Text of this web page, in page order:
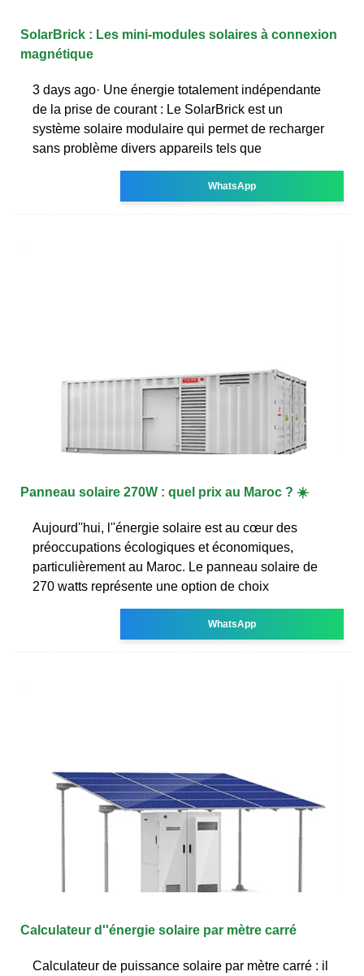
SolarBrick : Les mini-modules solaires à connexion
magnétique
3 days ago· Une énergie totalement indépendante
de la prise de courant : Le SolarBrick est un
système solaire modulaire qui permet de recharger
sans problème divers appareils tels que
WhatsApp
Panneau solaire 270W : quel prix au Maroc ? ☀️
Aujourd''hui, l''énergie solaire est au cœur des
préoccupations écologiques et économiques,
particulièrement au Maroc. Le panneau solaire de
270 watts représente une option de choix
WhatsApp
Calculateur d''énergie solaire par mètre carré
Calculateur de puissance solaire par mètre carré : il